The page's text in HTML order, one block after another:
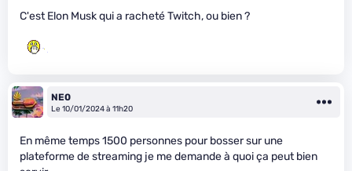
C'est Elon Musk qui a racheté Twitch, ou bien ?
NE0
Le 10/01/2024 à 11h20
En même temps 1500 personnes pour bosser sur une
plateforme de streaming je me demande à quoi ça peut bien